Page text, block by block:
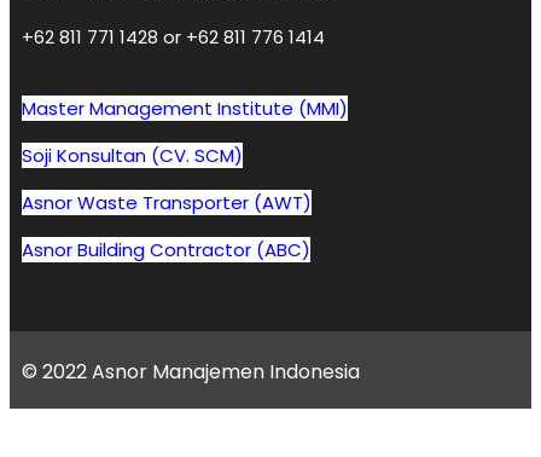
+62 811 771 1428 or +62 811 776 1414
Master Management Institute (MMI)
Soji Konsultan (CV. SCM)
Asnor Waste Transporter (AWT)
Asnor Building Contractor (ABC)
© 2022 Asnor Manajemen Indonesia